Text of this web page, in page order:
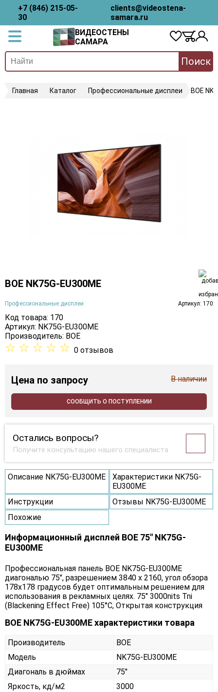
+7 (846) 215-05-
30
clients@videostena-
samara.ru
ВИДЕОСТЕНЫ
САМАРА
Поиск
Главная Каталог Профессиональные дисплеи BOE
BOE NK75G-EU300ME
Профессиональные дисплеи Артикул: 170
Код товара: 170
Артикул: NK75G-EU300ME
Производитель: BOE
☆ ☆ ☆ ☆ ☆ 0 отзывов
Цена по запросу В наличии
СООБЩИТЬ О ПОСТУПЛЕНИИ
Остались вопросы?
Получите консультацию нашего специалиста
Описание NK75G-EU300ME
Характеристики NK75G-
EU300ME
Инструкции
Отзывы NK75G-EU300ME
Похожие
Информационный дисплей BOE 75" NK75G-
EU300ME
Профессиональная панель BOE NK75G-EU300ME
диагональю 75", разрешением 3840 x 2160, угол обзора
178х178 градусов будет оптимальным решением для
использования в рекламных целях. 75" 3000nits Tni
(Blackening Effect Free) 105°C, Открытая конструкция
BOE NK75G-EU300ME характеристики товара
Производитель
BOE
Модель
NK75G-EU300ME
Диагональ в дюймах
75"
Яркость, кд/м2
3000